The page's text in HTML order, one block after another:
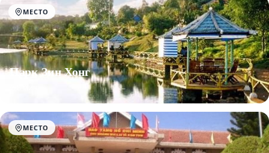
МЕСТО
Парк Зин Хонг
МЕСТО